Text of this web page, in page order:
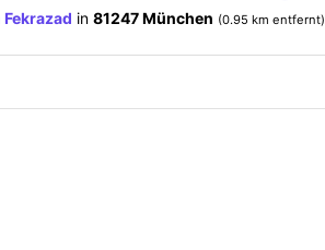
in 81247 München (0.95 km entfernt)